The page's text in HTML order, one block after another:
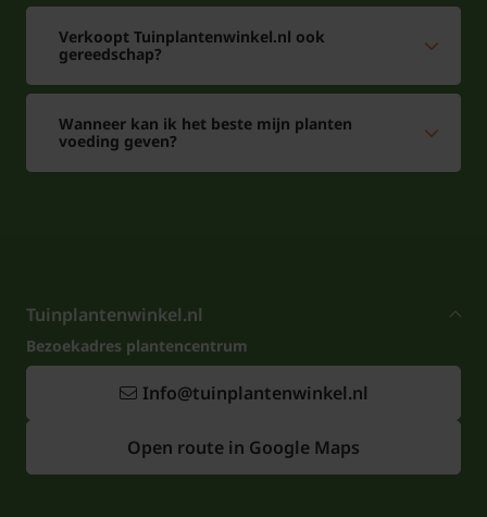
Verkoopt Tuinplantenwinkel.nl ook
gereedschap?
Wanneer kan ik het beste mijn planten
voeding geven?
Tuinplantenwinkel.nl
Bezoekadres plantencentrum
Info@tuinplantenwinkel.nl
Open route in Google Maps